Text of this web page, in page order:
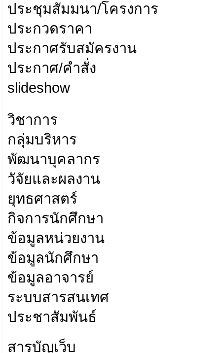
ประชุมสัมมนา/โครงการ
ประกวดราคา
ประกาศรับสมัครงาน
ประกาศ/คำสั่ง
slideshow
วิชาการ
กลุ่มบริหาร
พัฒนาบุคลากร
วัจัยและผลงาน
ยุทธศาสตร์
กิจการนักศึกษา
ข้อมูลหน่วยงาน
ข้อมูลนักศึกษา
ข้อมูลอาจารย์
ระบบสารสนเทศ
ประชาสัมพันธ์
สารบัญเว็บ